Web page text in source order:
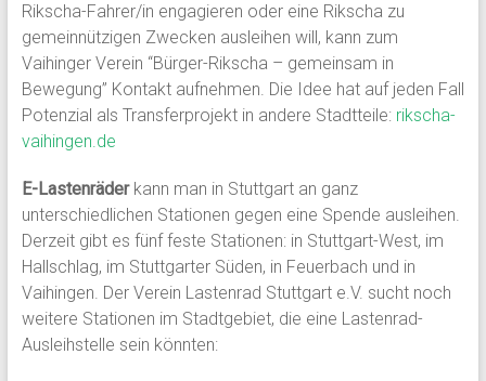
Rikscha-Fahrer/in engagieren oder eine Rikscha zu
gemeinnützigen Zwecken ausleihen will, kann zum
Vaihinger Verein “Bürger-Rikscha – gemeinsam in
Bewegung” Kontakt aufnehmen. Die Idee hat auf jeden Fall
Potenzial als Transferprojekt in andere Stadtteile:rikscha-
vaihingen.de
E-Lastenräderkann man in Stuttgart an ganz
unterschiedlichen Stationen gegen eine Spende ausleihen.
Derzeit gibt es fünf feste Stationen: in Stuttgart-West, im
Hallschlag, im Stuttgarter Süden, in Feuerbach und in
Vaihingen. Der Verein Lastenrad Stuttgart e.V. sucht noch
weitere Stationen im Stadtgebiet, die eine Lastenrad-
Ausleihstelle sein könnten: